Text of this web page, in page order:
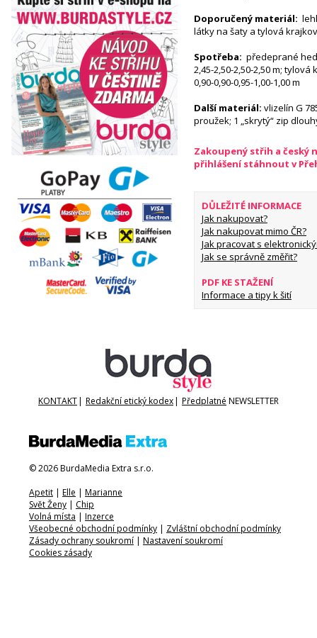
Doporučený materiál:
látky na šaty a tylová
Spotřeba: předeprané
2,45-2,50-2,50-2,50 m;
0,90-0,90-0,95-1,00-1,00 m
Další materiál: vlizelín G
proužek; 1 „skrytý“ zip
Zakoupený střih a český
přihlášení stáhnout v
DŮLEŽITÉ INFORMACE
Jak nakupovat?
Jak nakupovat mimo ČR?
Jak pracovat s
Jak se správně změřit?
PDF KE STAŽENÍ
Informace a tipy k šití
KONTAKT| Redakční etický kodex| Předplatné NEWSLETTER
© 2026 BurdaMedia Extra s.r.o.
Apetit | Elle | Marianne
Svět Ženy | Chip
Volná místa | Inzerce
Všeobecné obchodní podmínky | Zvláštní obchodní podmínky
Zásady ochrany soukromí | Nastavení soukromí
Cookies zásady